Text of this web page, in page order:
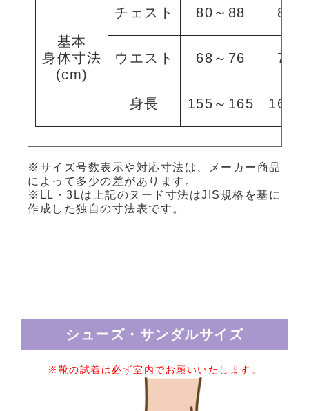
基本
身体寸法
(cm)
チェスト 80～88 88
ウエスト 68～76 76
身長 155～165 165
※サイズ号数表示や対応寸法は、メーカー商品
によって多少の差があります。
※LL・3Lは上記のヌード寸法はJIS規格を基に
作成した独自の寸法表です。
シューズ・サンダルサイズ
※靴の試着は必ず室内でお願いいたします。